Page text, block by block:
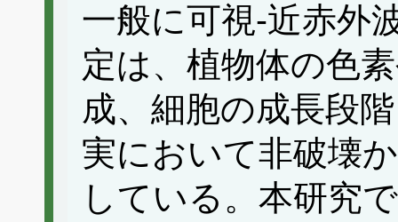
一般に可視-近赤外
定は、植物体の色
成、細胞の成長段
実において非破壊
している。本研究